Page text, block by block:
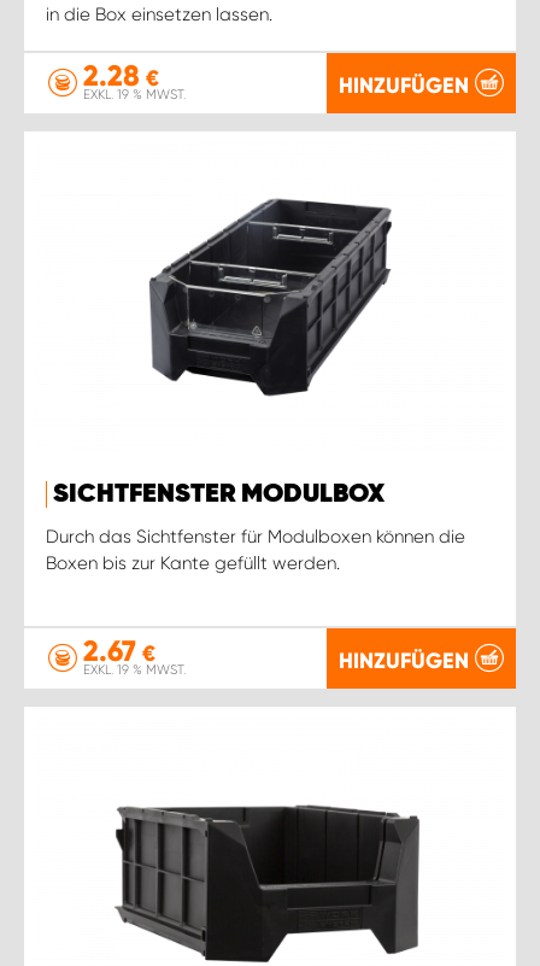
in die Box einsetzen lassen.
2.28 €
EXKL. 19 % MWST. HINZUFÜGEN
SICHTFENSTER MODULBOX
Durch das Sichtfenster für Modulboxen können die
Boxen bis zur Kante gefüllt werden.
2.67 €
EXKL. 19 % MWST. HINZUFÜGEN